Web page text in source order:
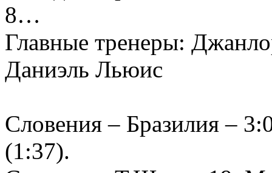
8…
Главные тренеры:
Даниэль Льюис
Словения – Бразилия –
(1:37).